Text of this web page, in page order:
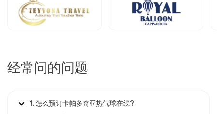
经常问的问题
1. 怎么预订卡帕多奇亚热气球在线?